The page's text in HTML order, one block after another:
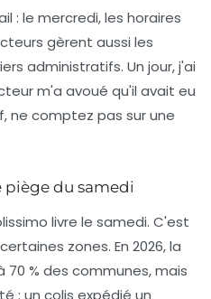
: le mercredi, les horaires
gèrent aussi les
administratifs. Un jour, j'ai
m'a avoué qu'il avait eu
ne comptez pas sur une
piège du samedi
livre le samedi. C'est
zones. En 2026, la
% des communes, mais
: un colis expédié un